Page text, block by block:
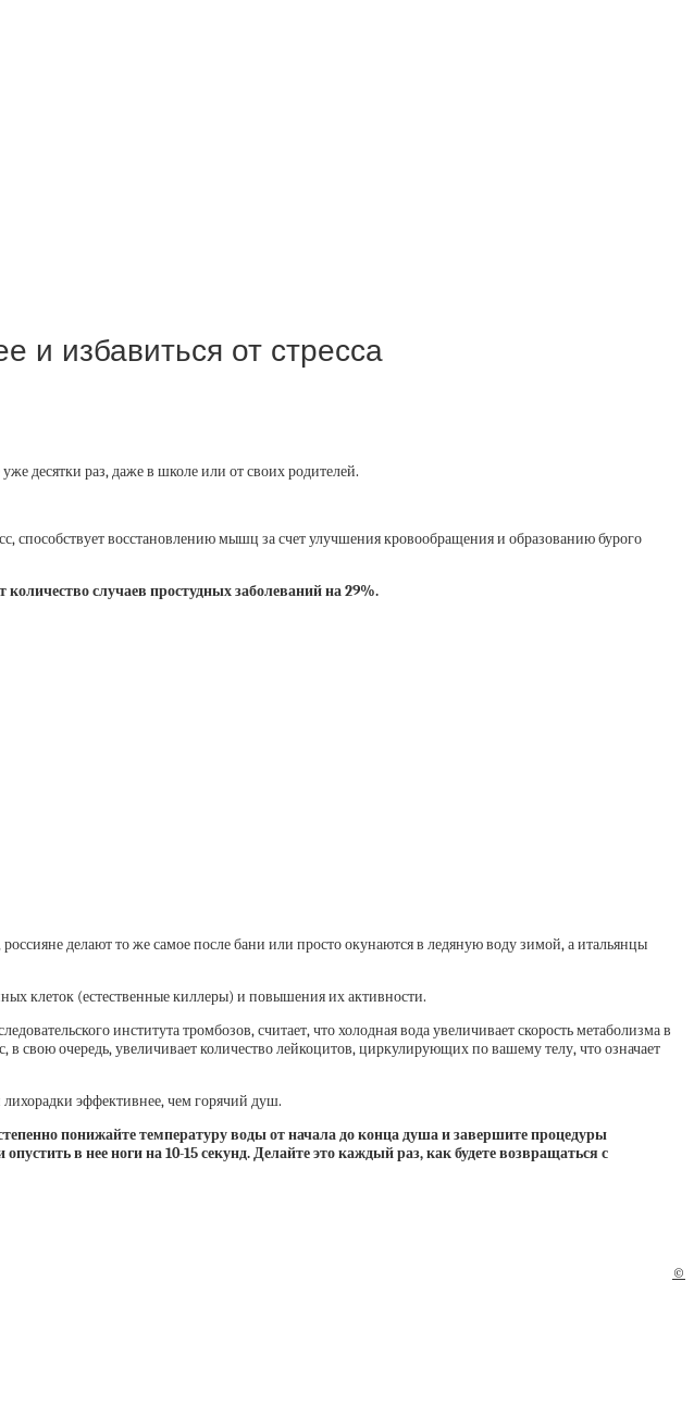
и избавиться от стресса
десятки раз, даже в школе или от своих родителей.
способствует восстановлению мышц за счет улучшения кровообращения и образованию бурого
случаев простудных заболеваний на 29%.
делают то же самое после бани или просто окунаются в ледяную воду зимой, а итальянцы
клеток (естественные киллеры) и повышения их активности.
института тромбозов, считает, что холодная вода увеличивает скорость метаболизма в
свою очередь, увеличивает количество лейкоцитов, циркулирующих по вашему телу, что означает
эффективнее, чем горячий душ.
понижайте температуру воды от начала до конца душа и завершите процедуры
в нее ноги на 10-15 секунд. Делайте это каждый раз, как будете возвращаться с
©